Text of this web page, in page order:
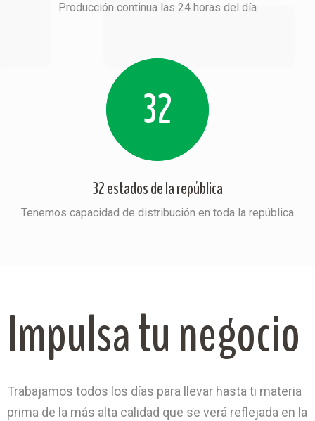
Producción continua las 24 horas del día
32
32 estados de la república
Tenemos capacidad de distribución en toda la república
Impulsa tu negocio
Trabajamos todos los días para llevar hasta ti materia
prima de la más alta calidad que se verá reflejada en la